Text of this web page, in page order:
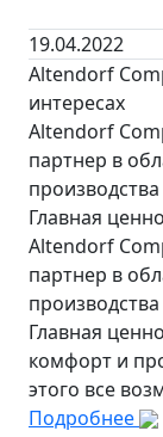
19.04.2022
Altendorf
интересах
Altendorf
партнер в
Главная
Altendorf
партнер в
Главная
комфорт и
этого все
Подробнее